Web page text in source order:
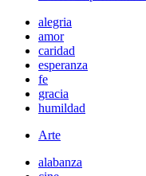
alegria
amor
caridad
esperanza
fe
gracia
humildad
Arte
alabanza